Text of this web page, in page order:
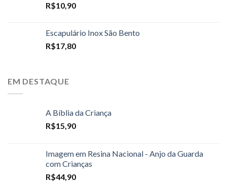
R$10,90
Escapulário Inox São Bento
R$17,80
EM DESTAQUE
A Bíblia da Criança
R$15,90
Imagem em Resina Nacional - Anjo da Guarda
com Crianças
R$44,90